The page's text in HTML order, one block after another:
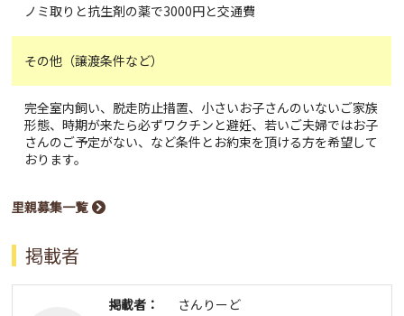
ノミ取りと抗生剤の薬で3000円と交通費
その他（譲渡条件など）
完全室内飼い、脱走防止措置、小さいお子さんのいないご家族
形態、時期が来たら必ずワクチンと避妊、若いご夫婦ではお子
さんのご予定がない、など条件とお約束を頂ける方を希望して
おります。
里親募集一覧
掲載者
掲載者：
さんりーど